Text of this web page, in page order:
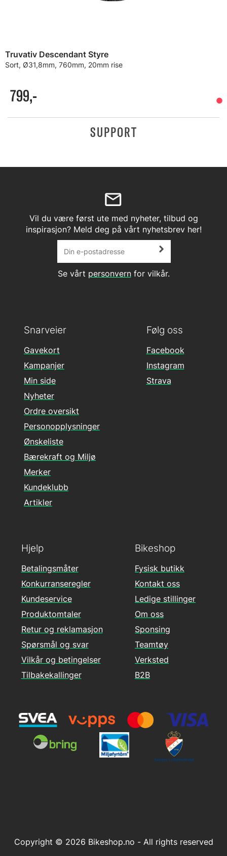
Truvativ Descendant Styre
Sort, Ø31,8mm, 760mm, 20mm rise
799,-
SUPPORT
Vil du være først ute med nyheter, tilbud og
inspirasjon? Meld deg på vårt nyhetsbrev her!
Se vårt personvernfor vilkår.
Følg oss
Facebook
Instagram
Strava
Hjelp
Betalingsmåter
Konkurranseregler
Kundeservice
Produktomtaler
Retur og reklamasjon
Spørsmål og svar
Vilkår og betingelser
Tilbakekallinger
Snarveier
Gavekort
Kampanjer
Min side
Nyheter
Ordre oversikt
Personopplysninger
Ønskeliste
Bærekraft og Miljø
Merker
Kundeklubb
Artikler
Bikeshop
Fysisk butikk
Kontakt oss
Ledige stillinger
Om oss
Sponsing
Teamtøy
Verksted
B2B
Copyright © 2026 Bikeshop.no - All rights reserved